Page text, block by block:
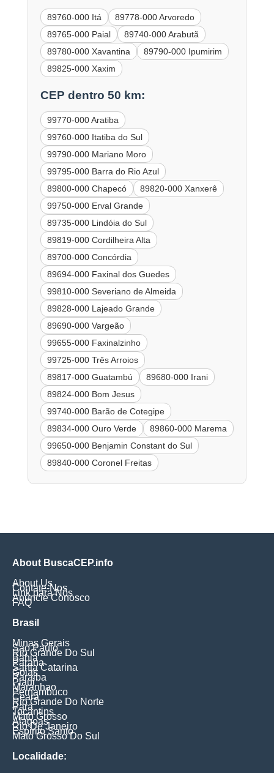
89760-000 Itá
89778-000 Arvoredo
89765-000 Paial
89740-000 Arabutã
89780-000 Xavantina
89790-000 Ipumirim
89825-000 Xaxim
CEP dentro 50 km:
99770-000 Aratiba
99760-000 Itatiba do Sul
99790-000 Mariano Moro
99795-000 Barra do Rio Azul
89800-000 Chapecó
89820-000 Xanxerê
99750-000 Erval Grande
89735-000 Lindóia do Sul
89819-000 Cordilheira Alta
89700-000 Concórdia
89694-000 Faxinal dos Guedes
99810-000 Severiano de Almeida
89828-000 Lajeado Grande
89690-000 Vargeão
99655-000 Faxinalzinho
99725-000 Três Arroios
89817-000 Guatambú
89680-000 Irani
89824-000 Bom Jesus
99740-000 Barão de Cotegipe
89834-000 Ouro Verde
89860-000 Marema
99650-000 Benjamin Constant do Sul
89840-000 Coronel Freitas
About BuscaCEP.info
About Us
Contate-Nos
Link para Nós
Anuncie Conosco
FAQ
Brasil
Minas Gerais
Sao Paulo
Rio Grande Do Sul
Bahia
Parana
Santa Catarina
Goias
Paraiba
Piaui
Maranhao
Pernambuco
Ceara
Rio Grande Do Norte
Para
Tocantins
Mato Grosso
Alagoas
Rio De Janeiro
Espirito Santo
Mato Grosso Do Sul
Localidade: